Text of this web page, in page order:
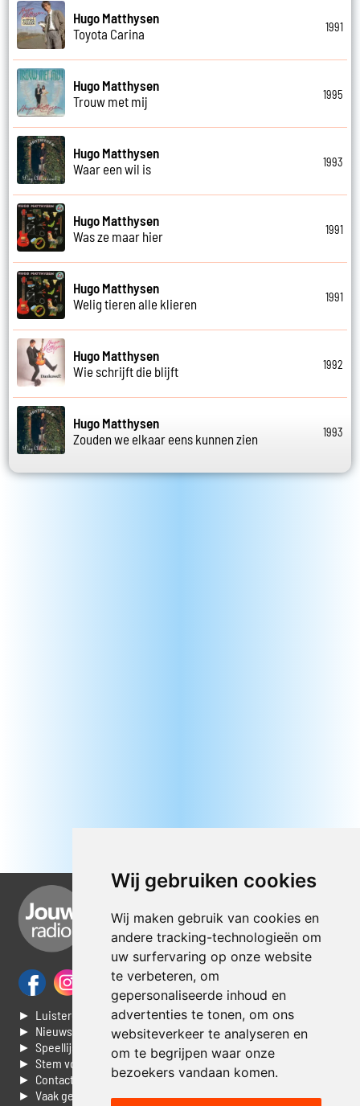
Wij gebruiken cookies
Wij maken gebruik van cookies en
andere tracking-technologieën om
uw surfervaring op onze website
te verbeteren, om
gepersonaliseerde inhoud en
advertenties te tonen, om ons
websiteverkeer te analyseren en
om te begrijpen waar onze
bezoekers vandaan komen.
Hugo Matthysen
Toyota Carina
1991
Hugo Matthysen
Trouw met mij
1995
Hugo Matthysen
Waar een wil is
1993
Hugo Matthysen
Was ze maar hier
1991
Hugo Matthysen
Welig tieren alle klieren
1991
Hugo Matthysen
Wie schrijft die blijft
1992
Hugo Matthysen
Zouden we elkaar eens kunnen zien
1993
► Luisteren naar Jouwradio
► Nieuws
► Speellijst
► Stem voor de Dag top 3
► Contacteer ons
► Vaak gestelde vragen